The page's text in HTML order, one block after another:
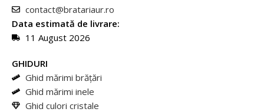
contact@bratariaur.ro
Data estimată de livrare:
11 August 2026
GHIDURI
Ghid mărimi brățări
Ghid mărimi inele
Ghid culori cristale